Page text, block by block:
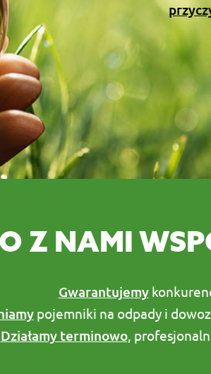
Z NAMI
Gwarantujemy
pojemniki na odpady i
Działamy terminowo,